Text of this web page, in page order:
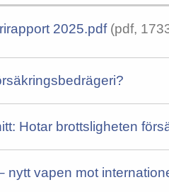
2025.pdf(pdf,
Hotar brottsligheten
nytt vapen mot